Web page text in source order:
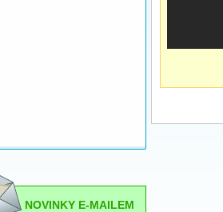
NOVINKY E-MAILEM